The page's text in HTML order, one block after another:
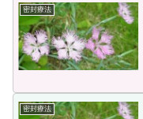
密封療法
密封療法